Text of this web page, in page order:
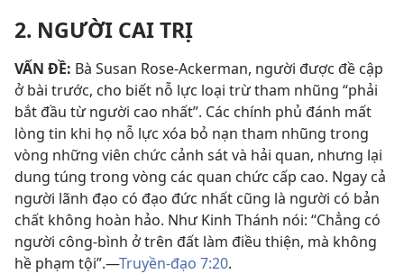
2. NGƯỜI CAI TRỊ
VẤN ĐỀ: Bà Susan Rose-Ackerman, người được đề cập
ở bài trước, cho biết nỗ lực loại trừ tham nhũng “phải
bắt đầu từ người cao nhất”. Các chính phủ đánh mất
lòng tin khi họ nỗ lực xóa bỏ nạn tham nhũng trong
vòng những viên chức cảnh sát và hải quan, nhưng lại
dung túng trong vòng các quan chức cấp cao. Ngay cả
người lãnh đạo có đạo đức nhất cũng là người có bản
chất không hoàn hảo. Như Kinh Thánh nói: “Chẳng có
người công-bình ở trên đất làm điều thiện, mà không
hề phạm tội”.—Truyền-đạo 7:20.